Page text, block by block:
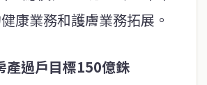
康業務和護膚業務拓展。
產過戶目標150億銖